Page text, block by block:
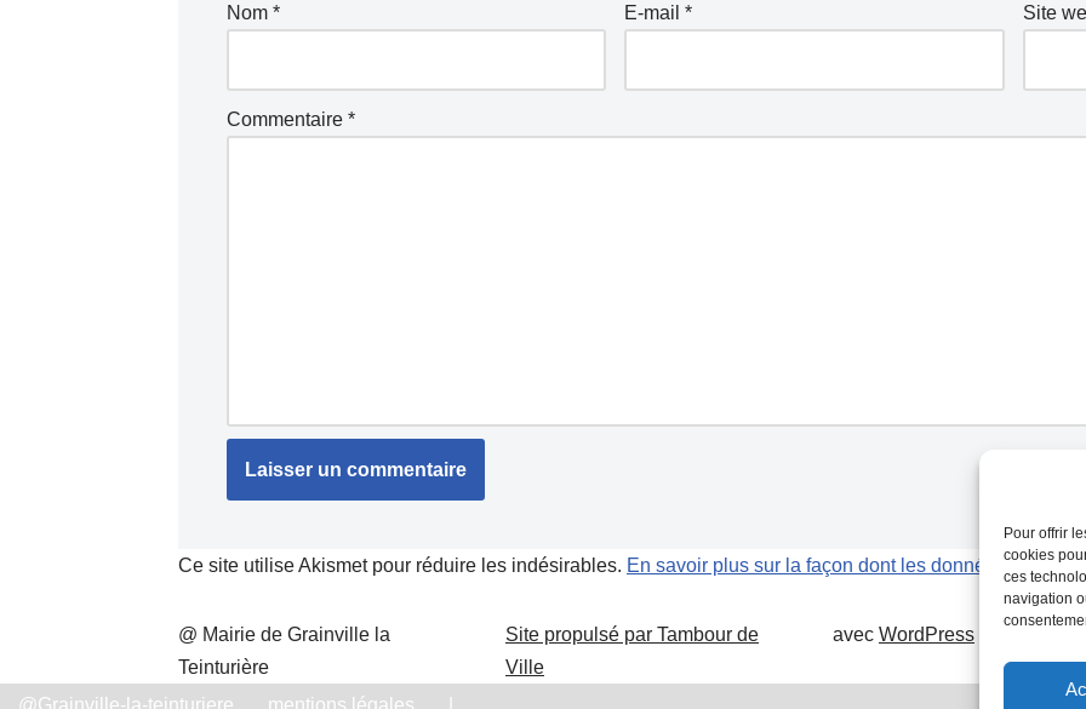
Pour offrir
cookies
ces
navigation
Nom * E-mail* Site
Commentaire *
Ce site utilise Akismet pour réduire les indésirables. En savoir plus sur la façon dont les données de vos
@ Mairie de Grainville la
Teinturière
Site propulsé par Tambour de
Ville
avec WordPress
@Grainville-la-teinturiere mentions légales